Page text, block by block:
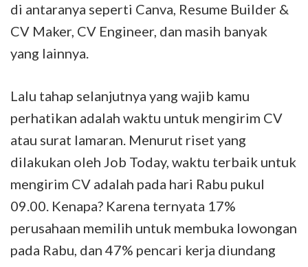
di antaranya seperti Canva, Resume Builder &
CV Maker, CV Engineer, dan masih banyak
yang lainnya.
Lalu tahap selanjutnya yang wajib kamu
perhatikan adalah waktu untuk mengirim CV
atau surat lamaran. Menurut riset yang
dilakukan oleh Job Today, waktu terbaik untuk
mengirim CV adalah pada hari Rabu pukul
09.00. Kenapa? Karena ternyata 17%
perusahaan memilih untuk membuka lowongan
pada Rabu, dan 47% pencari kerja diundang